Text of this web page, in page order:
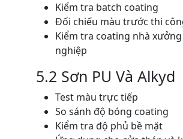
Kiểm tra batch coating
Đối chiếu màu trước thi
Kiểm tra coating nhà
nghiệp
5.2 Sơn PU Và Alkyd
Test màu trực tiếp
So sánh độ bóng coating
Kiểm tra độ phủ bề mặt